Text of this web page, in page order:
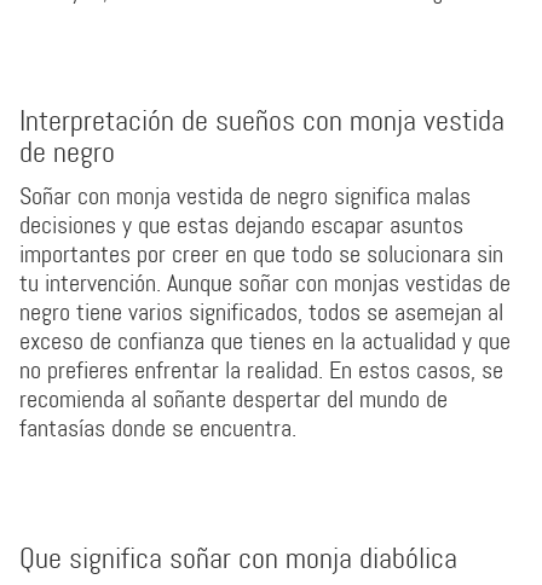
Interpretación de sueños con monja vestida
de negro
Soñar con monja vestida de negro significa malas
decisiones y que estas dejando escapar asuntos
importantes por creer en que todo se solucionara sin
tu intervención. Aunque soñar con monjas vestidas de
negro tiene varios significados, todos se asemejan al
exceso de confianza que tienes en la actualidad y que
no prefieres enfrentar la realidad. En estos casos, se
recomienda al soñante despertar del mundo de
fantasías donde se encuentra.
Que significa soñar con monja diabólica